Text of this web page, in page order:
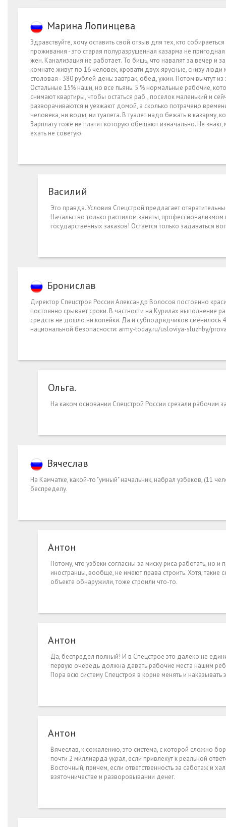
Марина Лопинцева
Здравствуйте, хочу оставить свой отзыв для тех, кто
проживания - это старая полуразрушенная казарма не
жен. Канализация не работает. То бишь, что навалят за вечер и
комнате живут по 16 человек, кровати двух ярусные, снизу
столовая - 380 рублей день: завтрак, обед, ужин. Потом вычтут
Остальные 15% наши, но все пьянь. 5 % нормальные рабочие,
снимают квартиры, чтобы остаться раб., поселок маленький и
разворачиваются и уезжают домой, а сколько потрачено
человека, ни воды, ни туалета. В туалет надо бежать в
Зарплату тоже не платят которую обещают изначально. Не
ехать не советую.
Василий
Это правда. Условия Спецстрой предлагает
Начальство только распилом заняты,
государственных заказов! Остается только задаваться
Бронислав
Директор Спецстроя России Александр Волосов постоянно
постоянно срывает сроки. В частности на Курилах
средств не дошло ни копейки. Да и субподрядчиков сменилось
национальной безопасности: army-today.ru/usloviya-sluzhby/
Ольга.
На каком основании Спецстрой России срезали рабочим
Вячеслав
На Камчатке, какой-то "умный" начальник, набрал узбеков, (11
беспределу.
Антон
Потому, что узбеки согласны за миску риса работать, но
иностранцы, вообще, не имеют права строить. Хотя,
объекте обнаружили, тоже строили что-то.
Антон
Да, беспредел полный! И в Спецстрое это далеко не
первую очередь должна давать рабочие места нашим
Пора всю систему Спецстроя в корне менять и наказывать
Антон
Вячеслав, к сожалению, это система, с которой сложно
почти 2 миллиарда украл, если привлекут к реальной
Восточный, причем, если ответственность за саботаж и
взяточничестве и разворовывании денег.